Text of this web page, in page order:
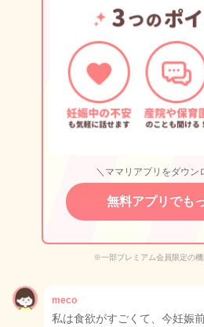
＼ママリアプリをダウン
無料アプリでも
※一部プレミアム会員限定の
meco
私は食欲がすごくて、今妊娠